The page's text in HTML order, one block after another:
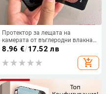
Протектор за лещата на
камерата от въглеродни влакна
за iPhone 17 Pro Max
8.96 €/17.52 лв
add_shopping_cart